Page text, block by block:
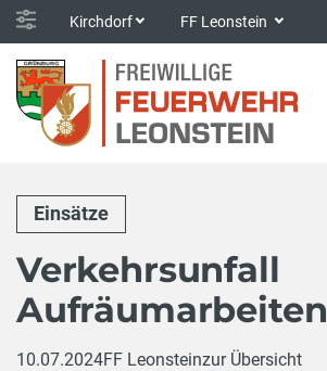
Kirchdorf FF Leonstein
Einsätze
Verkehrsunfall
Aufräumarbeiten
10.07.2024FF Leonsteinzur Übersicht